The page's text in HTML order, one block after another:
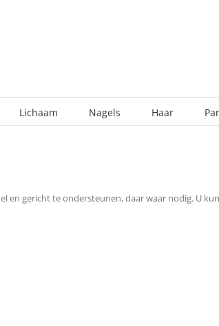
Lichaam Nagels Haar
gericht te ondersteunen, daar waar nodig. U